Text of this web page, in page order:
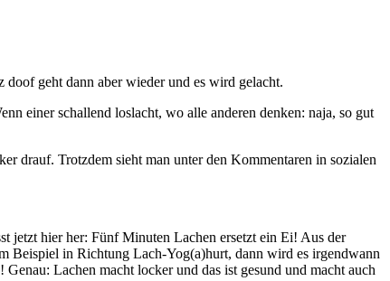
geht dann aber wieder und es wird gelacht.
einer schallend loslacht, wo alle anderen denken: naja, so gut
drauf. Trotzdem sieht man unter den Kommentaren in sozialen
jetzt hier her: Fünf Minuten Lachen ersetzt ein Ei! Aus der
Beispiel in Richtung Lach-Yog(a)hurt, dann wird es irgendwann
Lachen macht locker und das ist gesund und macht auch